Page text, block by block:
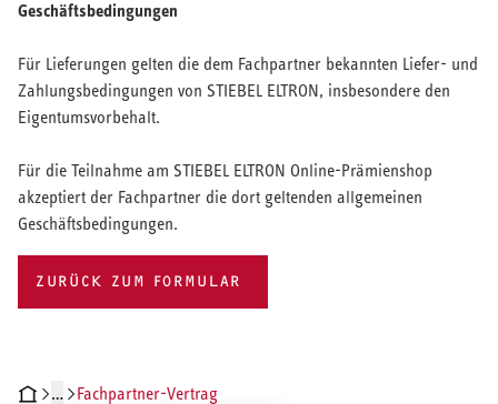
Geschäftsbedingungen
Für Lieferungen gelten die dem Fachpartner bekannten Liefer- und
Zahlungsbedingungen von STIEBEL ELTRON, insbesondere den
Eigentumsvorbehalt.
Für die Teilnahme am STIEBEL ELTRON Online-Prämienshop
akzeptiert der Fachpartner die dort geltenden allgemeinen
Geschäftsbedingungen.
ZURÜCK ZUM FORMULAR
… Fachpartner-Vertrag